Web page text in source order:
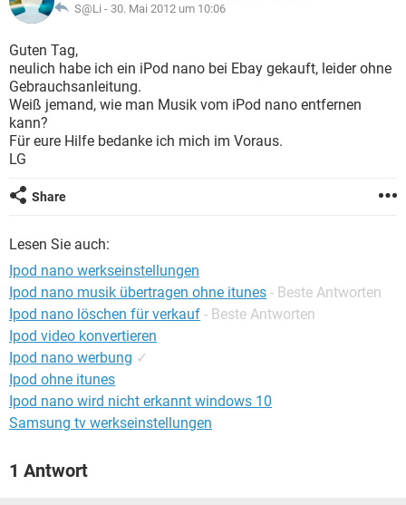
FACEBOOK HARDWARE
WHATSAPP
FACEBOOK
ANDROID IOS
WHATSAPP TIKTOK
FACEBOOK HARDWARE
SPIELE
ANDROID
WINDOWS 10
WHATSAPP
FACEBOOK HARDWARE
S@Li - 30. Mai 2012 um 10:06
Guten Tag,
neulich habe ich ein iPod nano bei Ebay gekauft, leider ohne
Gebrauchsanleitung.
Weiß jemand, wie man Musik vom iPod nano entfernen
kann?
Für eure Hilfe bedanke ich mich im Voraus.
LG
Share
Lesen Sie auch:
Ipod nano werkseinstellungen
Ipod nano musik übertragen ohne itunes - Beste Antworten
Ipod nano löschen für verkauf - Beste Antworten
Ipod video konvertieren
Ipod nano werbung ✓
Ipod ohne itunes
Ipod nano wird nicht erkannt windows 10
Samsung tv werkseinstellungen
1 Antwort